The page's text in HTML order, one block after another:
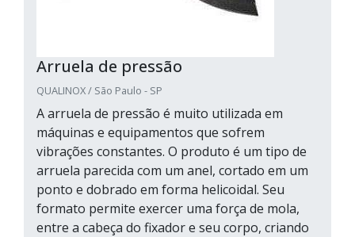
Arruela de pressão
QUALINOX / São Paulo - SP
A arruela de pressão é muito utilizada em
máquinas e equipamentos que sofrem
vibrações constantes. O produto é um tipo de
arruela parecida com um anel, cortado em um
ponto e dobrado em forma helicoidal. Seu
formato permite exercer uma força de mola,
entre a cabeça do fixador e seu corpo, criando